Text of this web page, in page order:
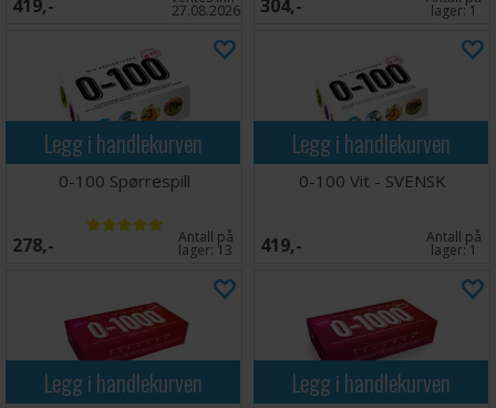
419,- 27.08.2026 304,- lager:1
Legg i handlekurven
0-100 Spørrespill
278,- Antall på
lager: 13
Legg i handlekurven
0-100 Vit - SVENSK
419,- Antall på
lager:1
Legg i handlekurven Legg i handlekurven